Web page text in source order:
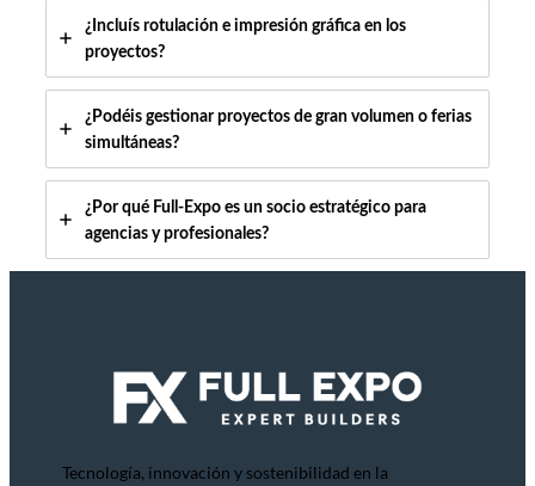
¿Incluís rotulación e impresión gráfica en los
proyectos?
¿Podéis gestionar proyectos de gran volumen o ferias
simultáneas?
¿Por qué Full-Expo es un socio estratégico para
agencias y profesionales?
Tecnología, innovación y sostenibilidad en la